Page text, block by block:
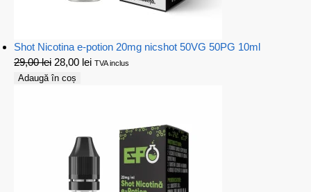
Shot Nicotina e-potion 20mg nicshot 50VG 50PG 10ml
29,00lei 28,00 lei TVA inclus
Adaugă în coș